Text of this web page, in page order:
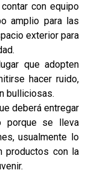
con equipo
amplio para las
exterior para
que adopten
hacer ruido,
bulliciosas.
deberá entregar
porque se lleva
usualmente lo
productos con la